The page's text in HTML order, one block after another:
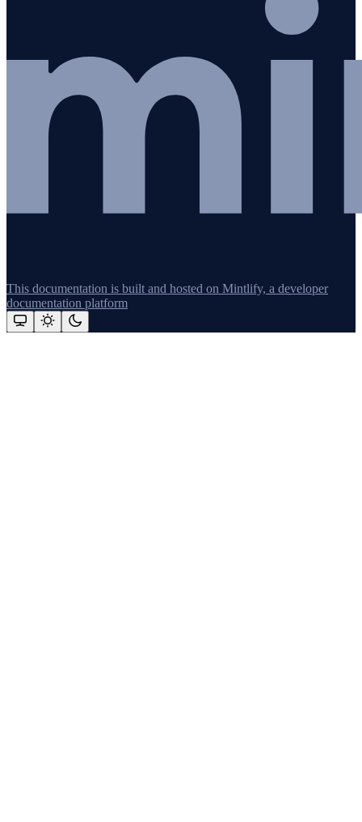
This documentation is built and hosted on Mintlify, a developer
documentation platform